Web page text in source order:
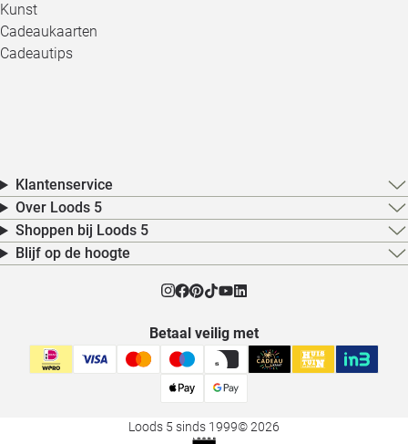
Kunst
Cadeaukaarten
Cadeautips
Klantenservice
Over Loods 5
Shoppen bij Loods 5
Blijf op de hoogte
Betaal veilig met
Loods 5 sinds 1999© 2026